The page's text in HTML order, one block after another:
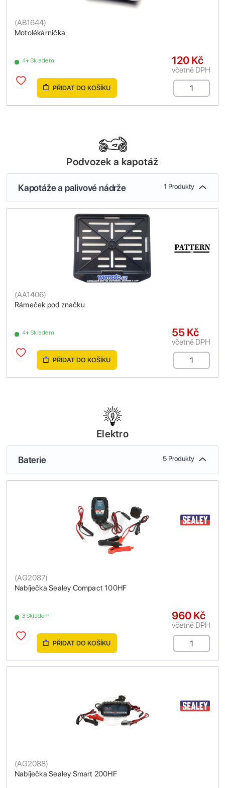
Motolékárnička
(AB1644)
4+ Skladem 120 Kč
včetně DPH
PŘIDAT DO KOŠÍKU
Podvozek a kapotáž
Kapotáže a palivové nádrže 1 Produkty
Rámeček pod značku
(AA1406)
4+ Skladem 55 Kč
včetně DPH
PŘIDAT DO KOŠÍKU
Elektro
Baterie 5 Produkty
Nabíječka Sealey Compact 100HF
(AG2087)
3 Skladem 960 Kč
včetně DPH
PŘIDAT DO KOŠÍKU
Nabíječka Sealey Smart 200HF
(AG2088)